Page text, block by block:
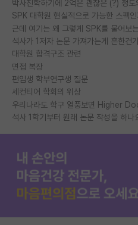
SPK 대학원 현실적으로 가능한 스펙
근데 여기는 왜 그렇게 SPK를 물어보
석사가 1저자 논문 가져가는게 흔한건
대학원 합격구조 관련
면접 복장
편입생 학부연구생 질문
세컨티어 학회의 위상
석사 1학기부터 원래 논문 작성을 하나